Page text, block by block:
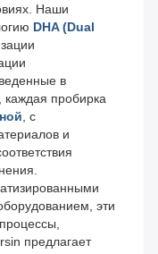
Наши
DHA (Dual
в
каждая пробирка
, с
и
эти
предлагает